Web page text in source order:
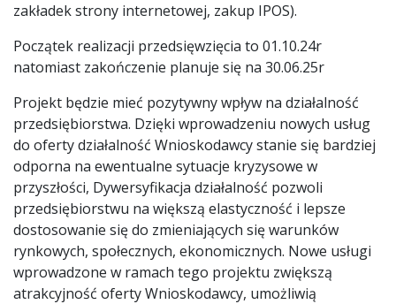
zakładek strony internetowej, zakup IPOS).
Początek realizacji przedsięwzięcia to 01.10.24r
natomiast zakończenie planuje się na 30.06.25r
Projekt będzie mieć pozytywny wpływ na działalność
przedsiębiorstwa. Dzięki wprowadzeniu nowych usług
do oferty działalność Wnioskodawcy stanie się bardziej
odporna na ewentualne sytuacje kryzysowe w
przyszłości, Dywersyfikacja działalność pozwoli
przedsiębiorstwu na większą elastyczność i lepsze
dostosowanie się do zmieniających się warunków
rynkowych, społecznych, ekonomicznych. Nowe usługi
wprowadzone w ramach tego projektu zwiększą
atrakcyjność oferty Wnioskodawcy, umożliwią